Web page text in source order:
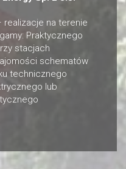
realizacje na terenie
Praktycznego
stacjach
schematów
technicznego
lub